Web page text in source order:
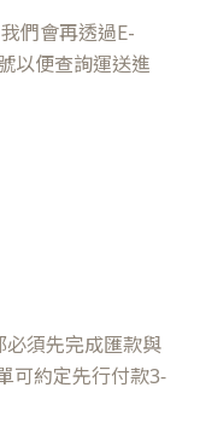
們會再透過E-
以便查詢運送進
必須先完成匯款與
可約定先行付款3-